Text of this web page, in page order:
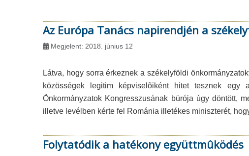
Az Európa Tanács napirendjén a
Megjelent: 2018. június 12
Látva, hogy sorra érkeznek a székelyföldi
közösségek legitim képviselõiként hitet tesznek
Önkormányzatok Kongresszusának bürója úgy döntött,
illetve levélben kérte fel Románia illetékes miniszterét,
Folytatódik a hatékony együttmûködés